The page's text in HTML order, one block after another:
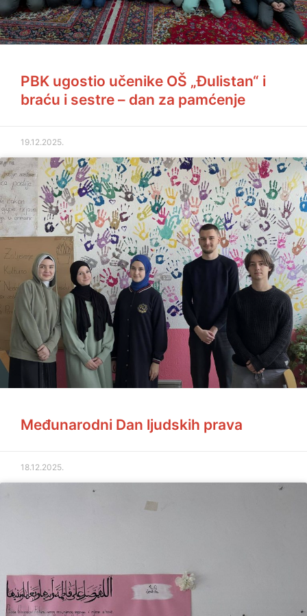
PBK ugostio učenike OŠ „Đulistan“ i
braću i sestre – dan za pamćenje
19.12.2025.
Međunarodni Dan ljudskih prava
18.12.2025.